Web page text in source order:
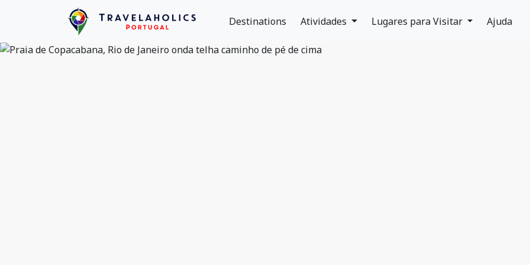
Destinations Atividades Lugares para Visitar Ajuda